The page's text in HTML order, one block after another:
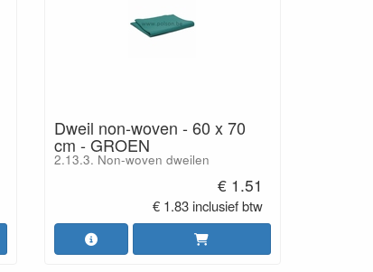
Dweil non-woven - 60 x 70
cm - GROEN
2.13.3. Non-woven dweilen
€ 1.51
€ 1.83 inclusief btw